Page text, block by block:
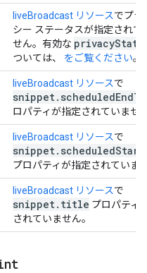
liveBroadcast リソースでプラ
シー ステータスが指定されて
せん。有効な privacy
ついては、 をご覧ください。
liveBroadcast リソースで
snippet. scheduledEnd
ロパティが指定されていませ
liveBroadcast リソースで
snippet. scheduledStart
プロパティが指定されていま
liveBroadcast リソースで
snippet. title プロパティ
されていません。